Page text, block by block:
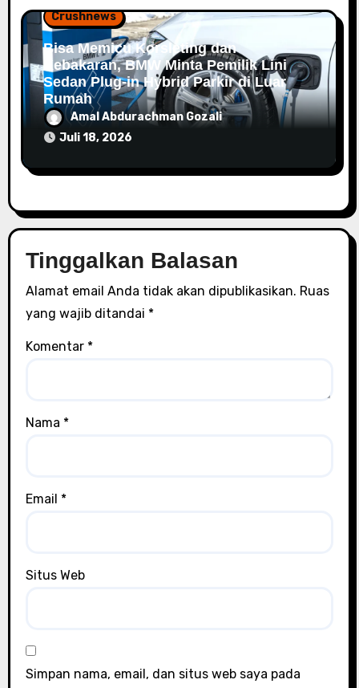
Crushnews
Bisa Memicu Korsleting dan
Kebakaran, BMW Minta Pemilik Lini
Sedan Plug-in Hybrid Parkir di Luar
Rumah
Amal Abdurachman Gozali
Juli 18, 2026
Tinggalkan Balasan
Alamat email Anda tidak akan dipublikasikan. Ruas
yang wajib ditandai *
Komentar *
Nama *
Email *
Situs Web
Simpan nama, email, dan situs web saya pada